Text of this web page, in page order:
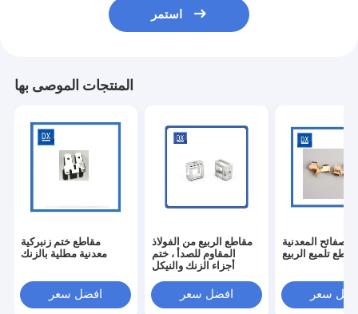
استمر
المنتجات الموصى بها
مقاطع ختم زنبركية
معدنية مطلية بالزنك
افضل سعر
مقاطع الربيع من الفولاذ
المقاوم للصدأ ، ختم
أجزاء الزنك والنيكل
افضل سعر
المعدنية
تلميع الربيع
سعر